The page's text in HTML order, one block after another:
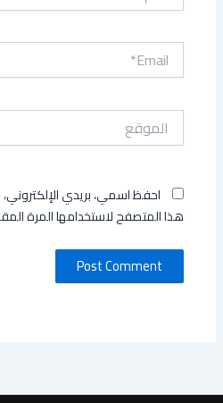
Email*
الموقع
احفظ اسمي، بريدي
هذا المتصفح لاستخدامها المرة